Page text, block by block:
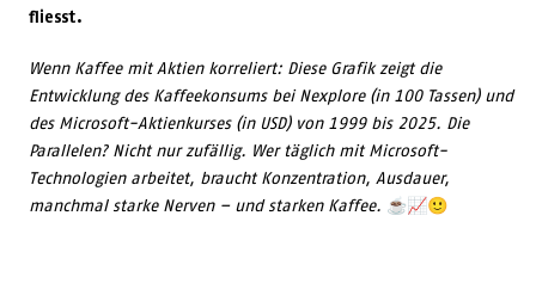
fliesst.
Wenn Kaffee mit Aktien korreliert: Diese Grafik zeigt die
Entwicklung des Kaffeekonsums bei Nexplore (in 100 Tassen) und
des Microsoft-Aktienkurses (in USD) von 1999 bis 2025. Die
Parallelen? Nicht nur zufällig. Wer täglich mit Microsoft-
Technologien arbeitet, braucht Konzentration, Ausdauer,
manchmal starke Nerven – und starken Kaffee. ☕📈🙂